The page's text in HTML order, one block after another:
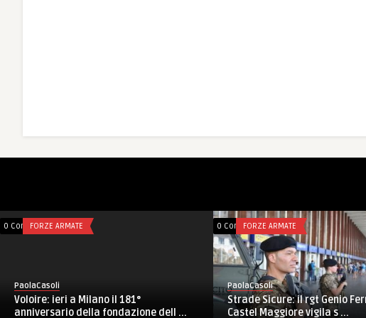
0 CommentsFORZE ARMATE
PaolaCasoli
Voloire: ieri a Milano il 181°
anniversario della fondazione dell ...
0 CommentsFORZE ARMATE
PaolaCasoli
Strade Sicure: il rgt Genio
Castel Maggiore vigila s ...